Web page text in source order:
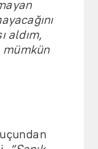
aldım,
mümkün